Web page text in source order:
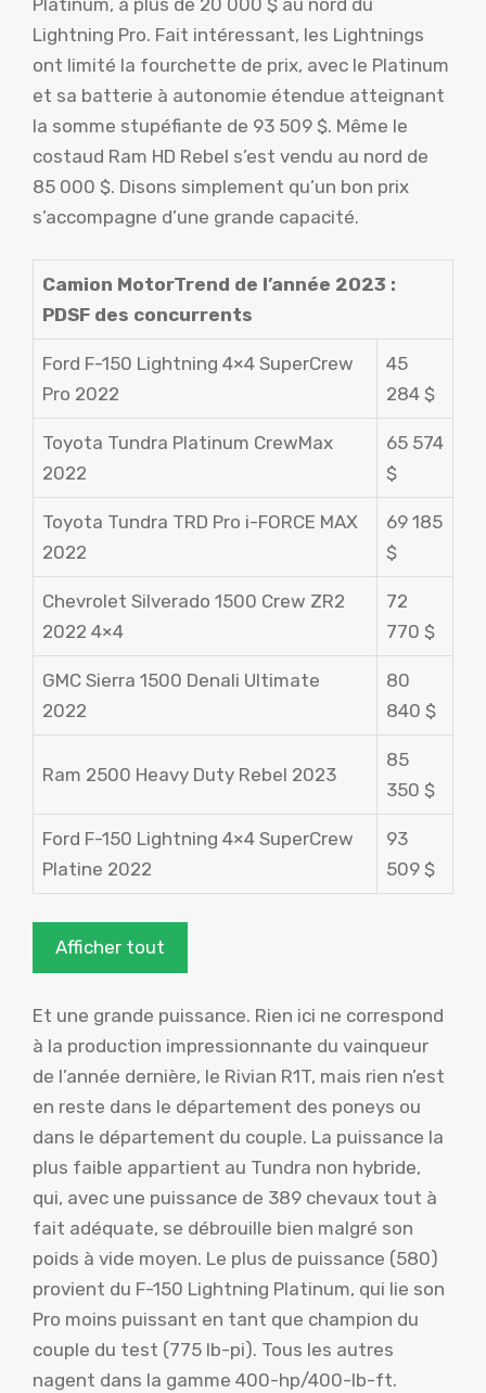
Lightning Pro. Fait intéressant, les Lightnings
ont limité la fourchette de prix, avec le Platinum
et sa batterie à autonomie étendue atteignant
la somme stupéfiante de 93 509 $. Même le
costaud Ram HD Rebel s’est vendu au nord de
85 000 $. Disons simplement qu’un bon prix
s’accompagne d’une grande capacité.
Camion MotorTrend de l’année 2023 :
PDSF des concurrents
Ford F-150 Lightning 4×4 SuperCrew
Pro 2022
45
284 $
Toyota Tundra Platinum CrewMax
2022
65 574
$
Toyota Tundra TRD Pro i-FORCE MAX
2022
69 185
$
Chevrolet Silverado 1500 Crew ZR2
2022 4×4
72
770 $
GMC Sierra 1500 Denali Ultimate
2022
80
840 $
Ram 2500 Heavy Duty Rebel 2023
85
350 $
Ford F-150 Lightning 4×4 SuperCrew
Platine 2022
93
509 $
Afficher tout
Et une grande puissance. Rien ici ne correspond
à la production impressionnante du vainqueur
de l’année dernière, le Rivian R1T, mais rien n’est
en reste dans le département des poneys ou
dans le département du couple. La puissance la
plus faible appartient au Tundra non hybride,
qui, avec une puissance de 389 chevaux tout à
fait adéquate, se débrouille bien malgré son
poids à vide moyen. Le plus de puissance (580)
provient du F-150 Lightning Platinum, qui lie son
Pro moins puissant en tant que champion du
couple du test (775 lb-pi). Tous les autres
nagent dans la gamme 400-hp/400-lb-ft.